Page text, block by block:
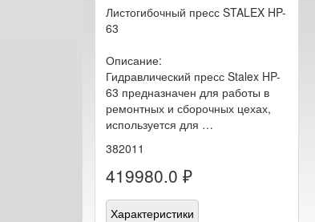
Листогибочный пресс STALEX HP-
63
Описание:
Гидравлический пресс Stalex HP-
63 предназначен для работы в
ремонтных и сборочных цехах,
используется для …
382011
419980.0 ₽
Характеристики